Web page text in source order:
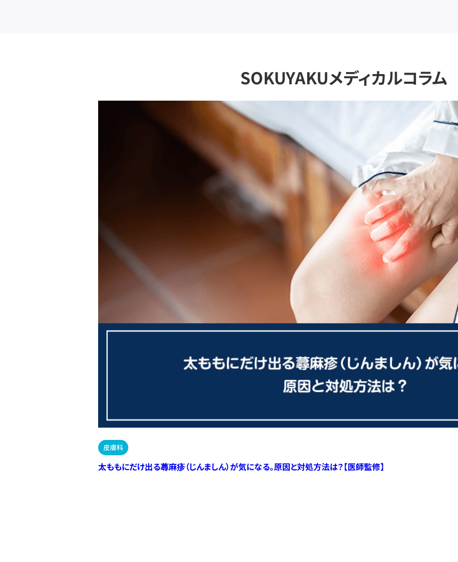
SOKUYAKUメディカルコラム
皮膚科
太ももにだけ出る蕁麻疹（じんましん）が気になる。原因と対処方法は？【医師監修】